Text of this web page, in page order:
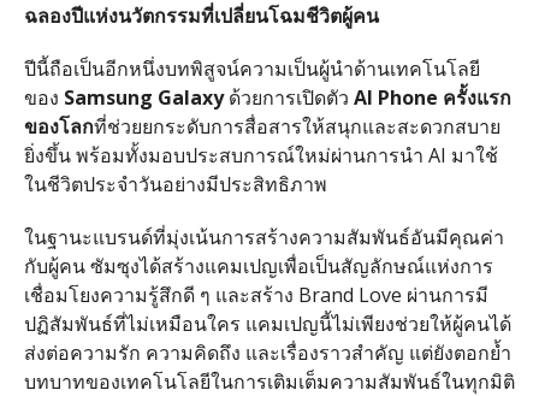
ฉลองปีแห่งนวัตกรรมที่เปลี่ยนโฉมชีวิตผู้คน
ปีนี้ถือเป็นอีกหนึ่งบทพิสูจน์ความเป็นผู้นำด้านเทคโนโลยี
ของ Samsung Galaxy ด้วยการเปิดตัว AI Phone ครั้งแรก
ของโลกที่ช่วยยกระดับการสื่อสารให้สนุกและสะดวกสบาย
ยิ่งขึ้น พร้อมทั้งมอบประสบการณ์ใหม่ผ่านการนำ AI มาใช้
ในชีวิตประจำวันอย่างมีประสิทธิภาพ
ในฐานะแบรนด์ที่มุ่งเน้นการสร้างความสัมพันธ์อันมีคุณค่า
กับผู้คน ซัมซุงได้สร้างแคมเปญเพื่อเป็นสัญลักษณ์แห่งการ
เชื่อมโยงความรู้สึกดี ๆ และสร้าง Brand Love ผ่านการมี
ปฏิสัมพันธ์ที่ไม่เหมือนใคร แคมเปญนี้ไม่เพียงช่วยให้ผู้คนได้
ส่งต่อความรัก ความคิดถึง และเรื่องราวสำคัญ แต่ยังตอกย้ำ
บทบาทของเทคโนโลยีในการเติมเต็มความสัมพันธ์ในทุกมิติ